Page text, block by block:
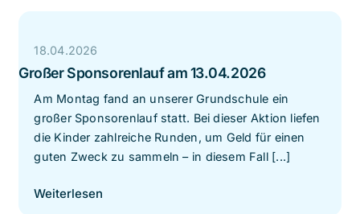
18.04.2026
Großer Sponsorenlauf am 13.04.2026
Am Montag fand an unserer Grundschule ein
großer Sponsorenlauf statt. Bei dieser Aktion liefen
die Kinder zahlreiche Runden, um Geld für einen
guten Zweck zu sammeln – in diesem Fall [...]
Weiterlesen